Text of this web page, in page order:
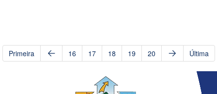
Primeira 16 17 18 19 20 Última